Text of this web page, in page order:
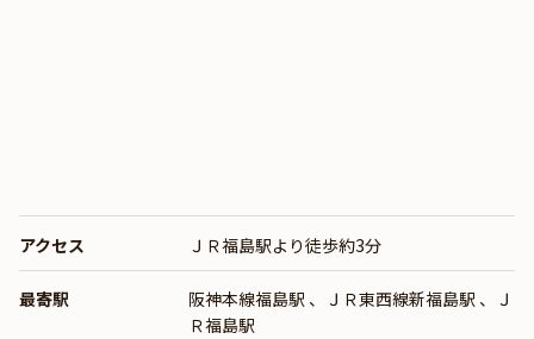
アクセス ＪＲ福島駅より徒歩約3分
最寄駅 阪神本線福島駅 、 ＪＲ東西線新福島駅 、 Ｊ
Ｒ福島駅